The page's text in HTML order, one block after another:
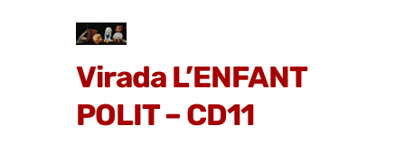
Virada L’ENFANT
POLIT – CD11